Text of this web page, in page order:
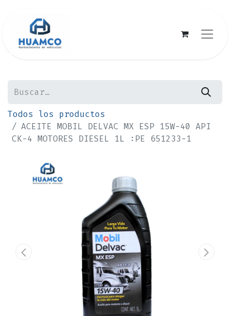
Todos los productos
ACEITE MOBIL DELVAC MX ESP 15W-40 API
CK-4 MOTORES DIESEL 1L :PE 651233-1